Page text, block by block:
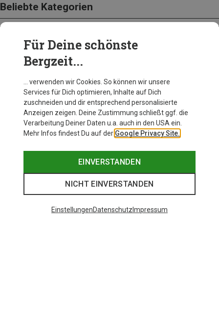
Beliebte Kategorien
BEKLEIDUNG
Für Deine schönste
Bergzeit...
… verwenden wir Cookies. So können wir unsere
Services für Dich optimieren, Inhalte auf Dich
zuschneiden und dir entsprechend personalisierte
Anzeigen zeigen. Deine Zustimmung schließt ggf. die
Verarbeitung Deiner Daten u.a. auch in den USA ein.
Mehr Infos findest Du auf der Google Privacy Site.
EINVERSTANDEN
NICHT EINVERSTANDEN
EinstellungenDatenschutz Impressum